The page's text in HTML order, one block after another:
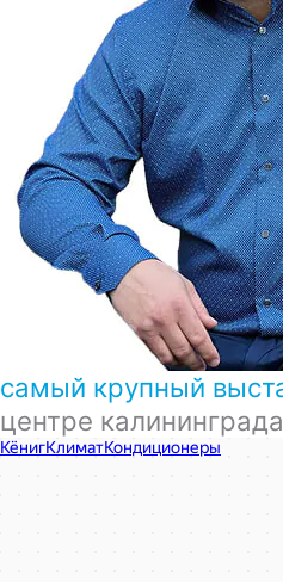
самый крупный
центре калининграда
КёнигКлимат
Кондиционеры в Калининграде